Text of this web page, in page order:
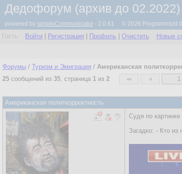
Дедофорум (архив до 02.2022)
powered by simpleCommunicator - 2.0.61 © 2026 Programmizd
Гость Войти Регистрация Профиль Очистить Новые
Форумы / Туризм и Эмиграция / Американская
25 сообщений из 35, страница 1 из 2 1
Американская политкорректность
Судя по
Загадко: - Кто из